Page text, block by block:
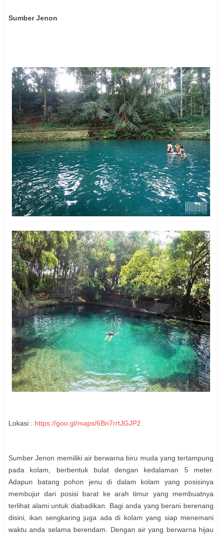
Sumber Jenon
Lokasi : https://goo.gl/maps/6Bn7rrtJGJP2
Sumber Jenon memiliki air berwarna biru muda yang tertampung
pada kolam, berbentuk bulat dengan kedalaman 5 meter.
Adapun batang pohon jenu di dalam kolam yang posisinya
membujur dari posisi barat ke arah timur yang membuatnya
terlihat alami untuk diabadikan. Bagi anda yang berani berenang
disini, ikan sengkaring juga ada di kolam yang siap menemani
waktu anda selama berendam. Dengan air yang berwarna hijau